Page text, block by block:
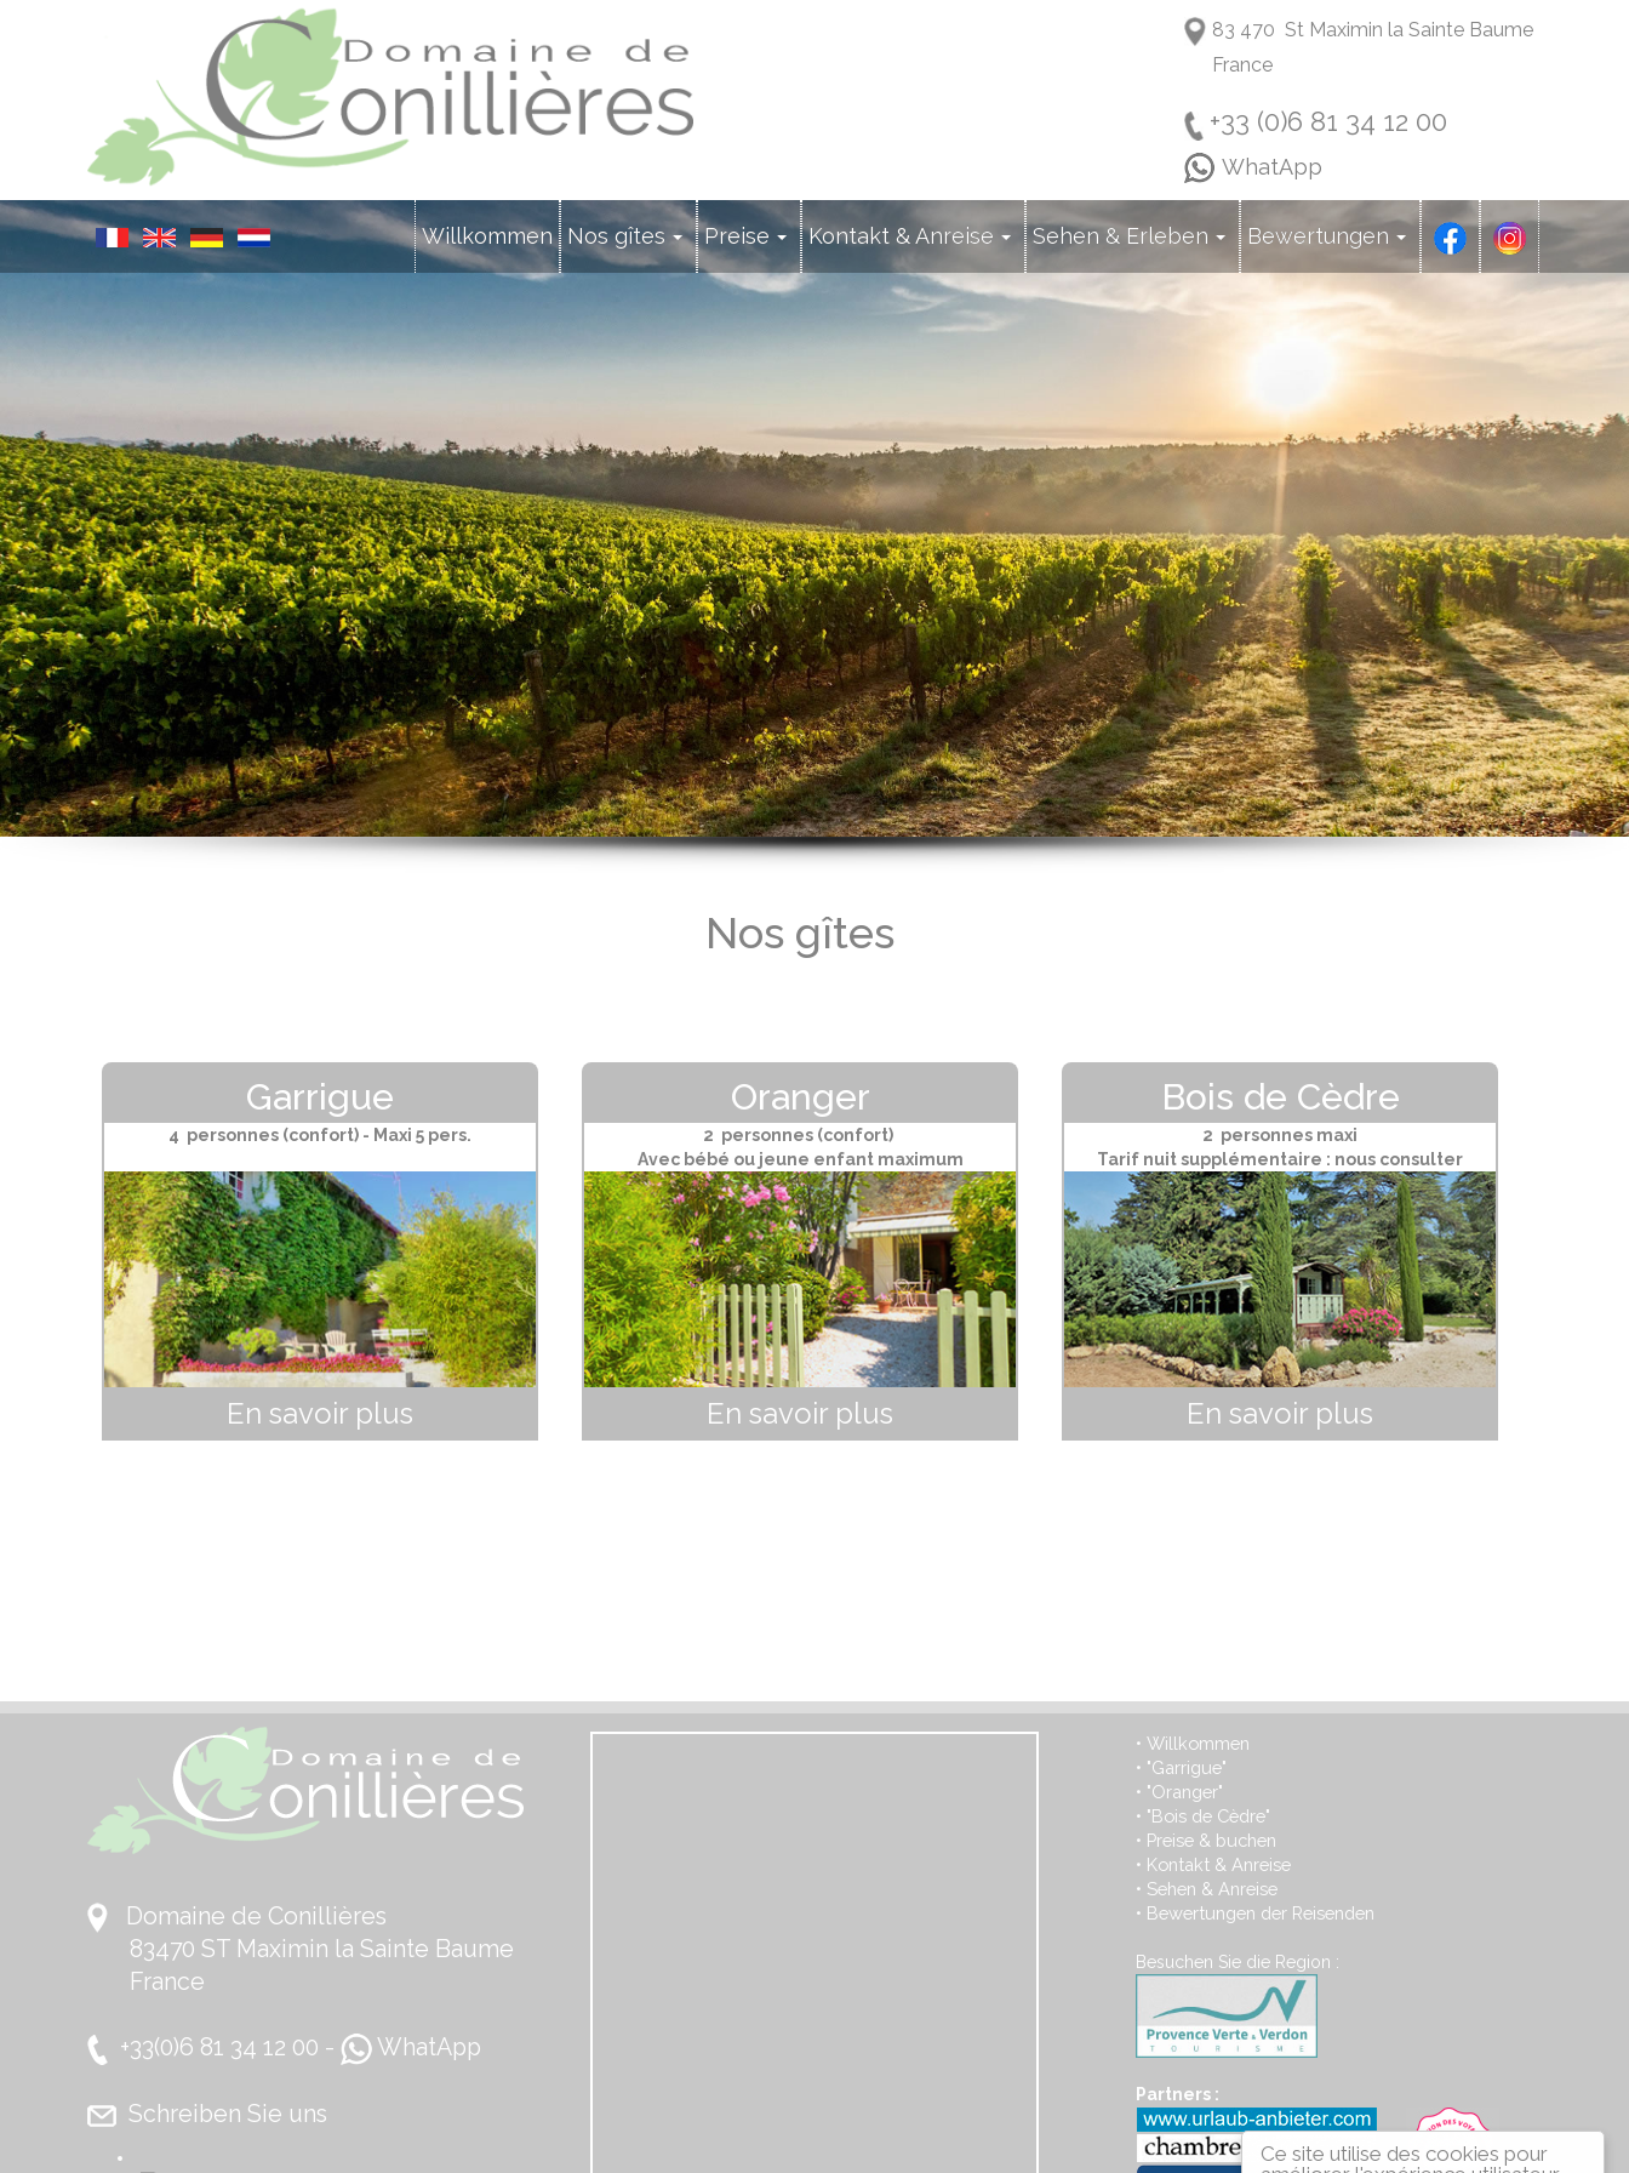
Ce site utilise des cookies pour
83 470 St Maximin la Sainte Baume
France
+33 (0)6 81 34 12 00
WhatApp
Willkommen Nos gîtes Preise Kontakt & Anreise Sehen & Erleben Bewertungen
Nos gîtes
Garrigue
4 personnes (confort) - Maxi 5 pers.
En savoir plus
Oranger
2 personnes (confort)
Avec bébé ou jeune enfant maximum
En savoir plus
Bois de Cèdre
2 personnes maxi
Tarif nuit supplémentaire : nous consulter
En savoir plus
Domaine de Conillières
83470 ST Maximin la Sainte Baume
France
+33(0)6 81 34 12 00 - WhatApp
Schreiben Sie uns
• Willkommen
• "Garrigue"
• "Oranger"
• "Bois de Cèdre"
• Preise & buchen
• Kontakt & Anreise
• Sehen & Anreise
• Bewertungen der Reisenden
Besuchen Sie die Region :
Partners :